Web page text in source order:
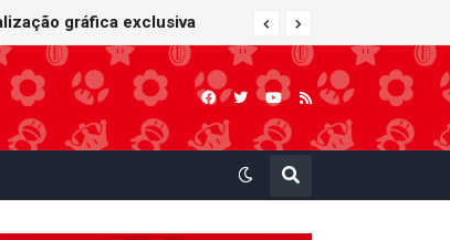
gráfica exclusiva